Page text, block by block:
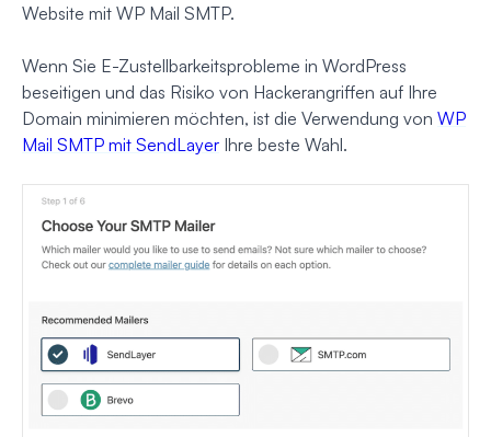
Website mit WP Mail SMTP.
Wenn Sie E-Zustellbarkeitsprobleme in WordPress
beseitigen und das Risiko von Hackerangriffen auf Ihre
Domain minimieren möchten, ist die Verwendung von WP
Mail SMTP mit SendLayer Ihre beste Wahl.